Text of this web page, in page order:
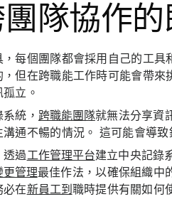
隊協作
每個團隊都會採用自己的工
但在跨職能工作時可能會帶
立。
統， 跨職能團隊就無法分享資
通不暢的情況。 這可能會導
透過工作管理平台建立中央記錄
更管理最佳作法，以確保組織中
必在新員工到 職時提供有關如何